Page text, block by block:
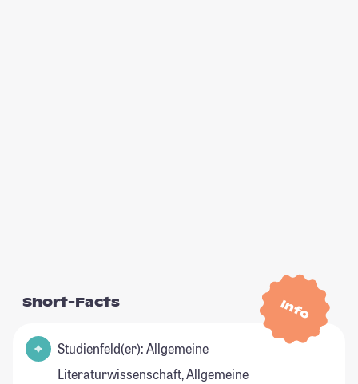
Info
Short-Facts
Studienfeld(er): Allgemeine
Literaturwissenschaft, Allgemeine